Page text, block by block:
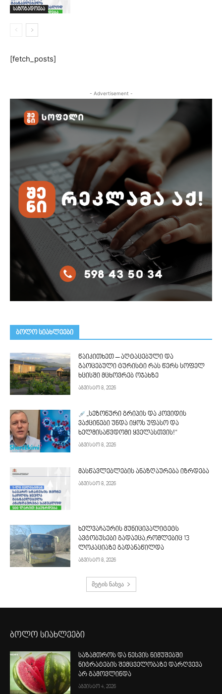
საზოგადოება
[fetch_posts]
- Advertisement -
ᲑᲝᲚᲝ ᲡᲘᲐᲮᲚᲔᲔᲑᲘ
წაიკითხეთ – აღტაცებული და
გაოცებული ტურისტი რას წერს სოფელ
ხცისში მცხოვრებ ოჯახზე
აგვისტო 8, 2026
„სეზონური გრიპის და კოვიდის
ვაქცინები უნდა იყოს უფასო და
ხელმისაწვდომი ყველასთვის!“
აგვისტო 8, 2026
მასწავლებლების ანაზღაურება იზრდება
აგვისტო 8, 2026
ხელვაჩაურის მუნიციპალიტეტს
ავტობუსები გადაეცა,რომლებიც 13
ლოკაციაზე გადანაწილდა
აგვისტო 8, 2026
მეტის ნახვა
ბოლო სიახლეები
საზამთროს და ნესვის ნიმუშებში
ნიტრატების შემცველობაზე დარღვევა
არ გამოვლინდა
აგვისტო 4, 2026